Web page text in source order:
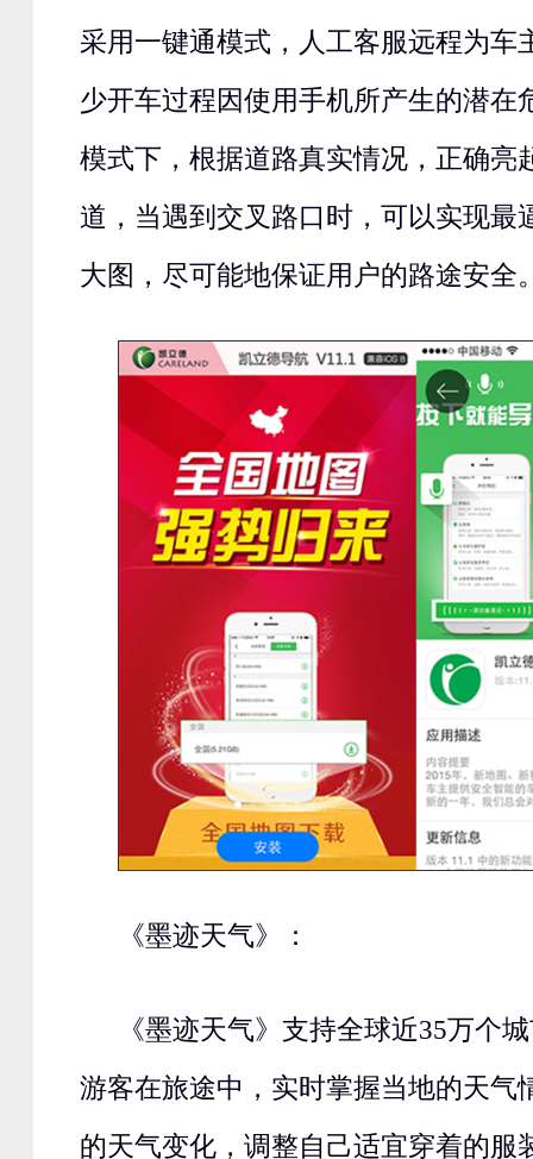
采用一键通模式，人工客服远程为车
少开车过程因使用手机所产生的潜在
模式下，根据道路真实情况，正确亮
道，当遇到交叉路口时，可以实现最
大图，尽可能地保证用户的路途安全
《墨迹天气》：
《墨迹天气》支持全球近35万个
游客在旅途中，实时掌握当地的天气
的天气变化，调整自己适宜穿着的服